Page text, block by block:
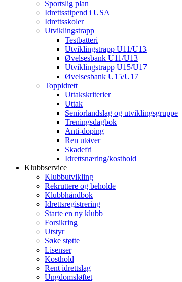
Sportslig plan
Idrettsstipend i USA
Idrettsskoler
Utviklingstrapp
Testbatteri
Utviklingstrapp U11/U13
Øvelsesbank U11/U13
Utviklingstrapp U15/U17
Øvelsesbank U15/U17
Toppidrett
Uttakskriterier
Uttak
Seniorlandslag og utviklingsgruppe
Treningsdagbok
Anti-doping
Ren utøver
Skadefri
Idrettsnæring/kosthold
Klubbservice
Klubbutvikling
Rekruttere og beholde
Klubbhåndbok
Idrettsregistrering
Starte en ny klubb
Forsikring
Utstyr
Søke støtte
Lisenser
Kosthold
Rent idrettslag
Ungdomsløftet